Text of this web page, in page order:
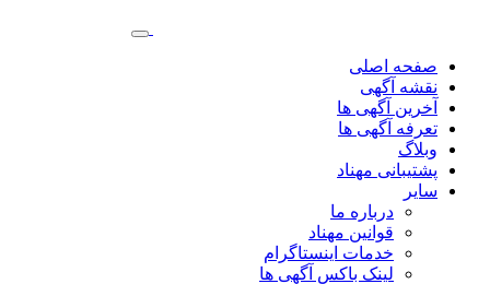
صفحه اصلی
نقشه آگهی
آخرین آگهی ها
تعرفه آگهی ها
وبلاگ
پشتیبانی مهناد
سایر
درباره ما
قوانین مهناد
خدمات اینستاگرام
لینک باکس آگهی ها